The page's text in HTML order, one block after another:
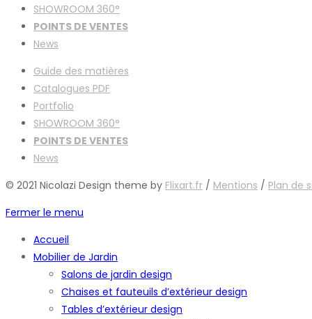
SHOWROOM 360°
POINTS DE VENTES
News
Guide des matières
Catalogues PDF
Portfolio
SHOWROOM 360°
POINTS DE VENTES
News
© 2021 Nicolazi Design theme by Flixart.fr / Mentions / Plan de
Fermer le menu
Accueil
Mobilier de Jardin
Salons de jardin design
Chaises et fauteuils d’extérieur design
Tables d’extérieur design